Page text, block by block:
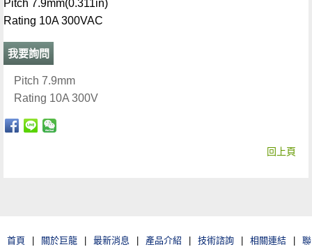
Pitch 7.9mm(0.311in)
Rating 10A 300VAC
我要詢問
Pitch 7.9mm
Rating 10A 300V
回上頁
首頁 關於巨龍 最新消息 產品介紹 技術諮詢 相關連結 聯